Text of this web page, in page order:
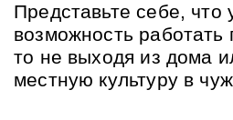
Представьте себе, что
возможность работать
то не выходя из дома
местную культуру в